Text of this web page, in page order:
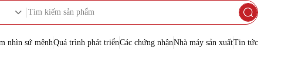
nhìn sứ mệnhQuá trình phát triểnCác chứng nhậnNhà máy sản xuấtTin tức